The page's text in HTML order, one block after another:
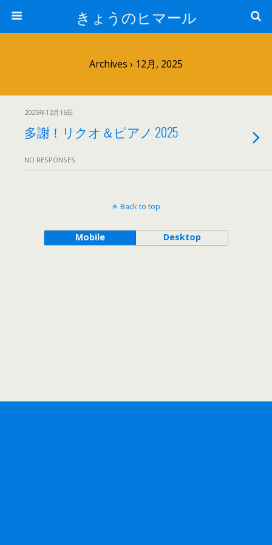
きょうのヒマール
Archives › 12月, 2025
2025年12月16日
多謝！リクオ＆ピアノ 2025
NO RESPONSES
Back to top
Mobile Desktop